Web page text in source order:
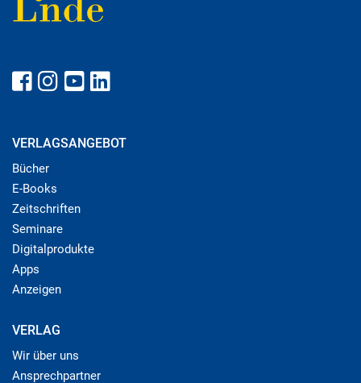
VERLAGSANGEBOT
Bücher
E-Books
Zeitschriften
Seminare
Digitalprodukte
Apps
Anzeigen
VERLAG
Wir über uns
Ansprechpartner